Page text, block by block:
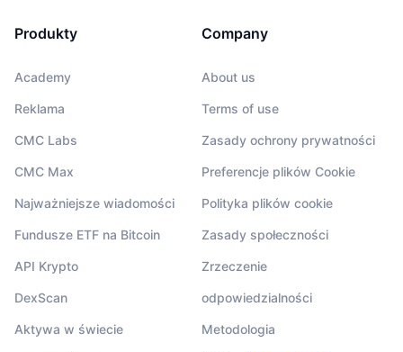
Produkty
Academy
Reklama
CMC Labs
CMC Max
Najważniejsze wiadomości
Fundusze ETF na Bitcoin
API Krypto
DexScan
Aktywa w świecie
Company
About us
Terms of use
Zasady ochrony prywatności
Preferencje plików Cookie
Polityka plików cookie
Zasady społeczności
Zrzeczenie
odpowiedzialności
Metodologia